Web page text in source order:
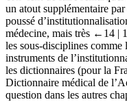
un atout supplémentaire
poussé
médecine, mais très ←14 |
les sous-disciplines comme
instruments de
les dictionnaires (pour la
Dictionnaire médical de
question dans les autres